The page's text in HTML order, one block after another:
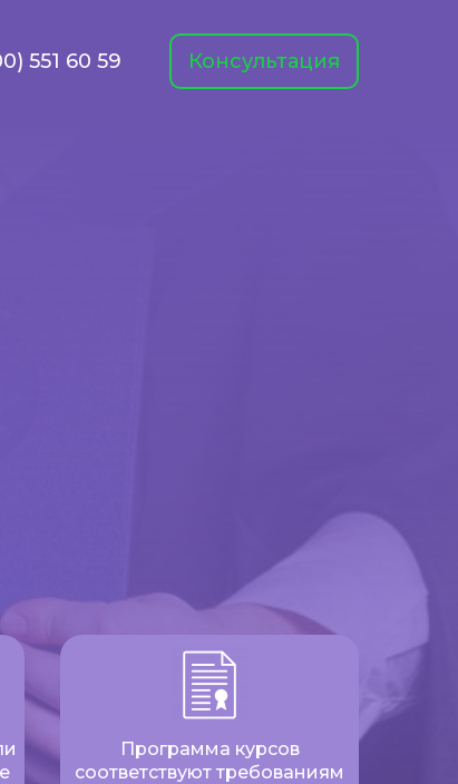
551 60 59 Консультация
Программа курсов
соответствуют требованиям